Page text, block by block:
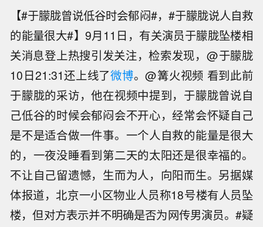
【#于朦胧曾说低谷时会郁闷#，#于朦胧说人自救
的能量很大#】9月11日，有关演员于朦胧坠楼相
关消息登上热搜引发关注，检索发现，@于朦胧
10日21:31还上线了微博。@篝火视频 看到此前
于朦胧的采访，他在视频中提到，于朦胧曾说自
己低谷的时候会郁闷会不开心，经常会怀疑自己
是不是适合做一件事。一个人自救的能量是很大
的，一夜没睡看到第二天的太阳还是很幸福的。
不让自己留遗憾，生而为人，向阳而生。另据媒
体报道，北京一小区物业人员称18号楼有人员坠
楼，但对方表示并不明确是否为网传男演员。#疑